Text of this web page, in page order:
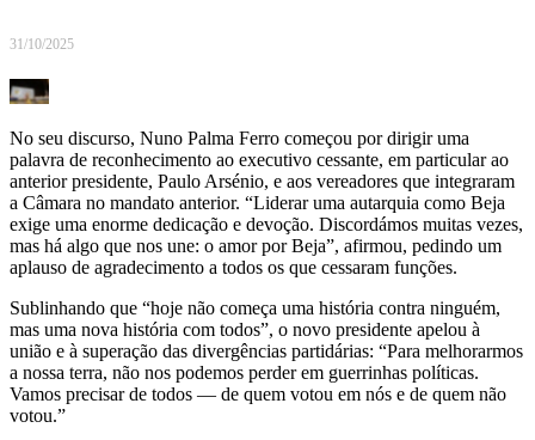
31/10/2025
No seu discurso, Nuno Palma Ferro começou por dirigir uma
palavra de reconhecimento ao executivo cessante, em particular ao
anterior presidente, Paulo Arsénio, e aos vereadores que integraram
a Câmara no mandato anterior. “Liderar uma autarquia como Beja
exige uma enorme dedicação e devoção. Discordámos muitas vezes,
mas há algo que nos une: o amor por Beja”, afirmou, pedindo um
aplauso de agradecimento a todos os que cessaram funções.
Sublinhando que “hoje não começa uma história contra ninguém,
mas uma nova história com todos”, o novo presidente apelou à
união e à superação das divergências partidárias: “Para melhorarmos
a nossa terra, não nos podemos perder em guerrinhas políticas.
Vamos precisar de todos — de quem votou em nós e de quem não
votou.”